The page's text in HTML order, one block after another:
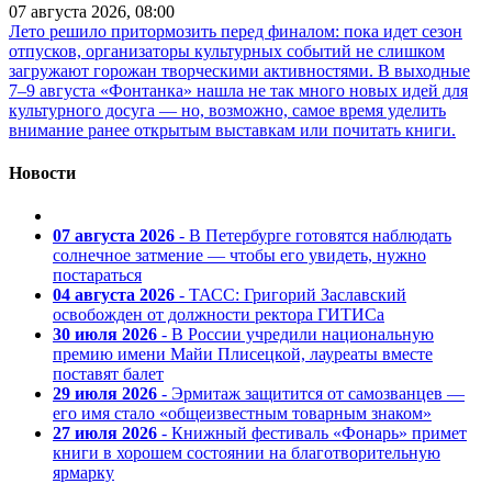
07 августа 2026, 08:00
Лето решило притормозить перед финалом: пока идет сезон
отпусков, организаторы культурных событий не слишком
загружают горожан творческими активностями. В выходные
7–9 августа «Фонтанка» нашла не так много новых идей для
культурного досуга — но, возможно, самое время уделить
внимание ранее открытым выставкам или почитать книги.
Новости
07 августа 2026 - В Петербурге готовятся наблюдать
солнечное затмение — чтобы его увидеть, нужно
постараться
04 августа 2026 - ТАСС: Григорий Заславский
освобожден от должности ректора ГИТИСа
30 июля 2026 - В России учредили национальную
премию имени Майи Плисецкой, лауреаты вместе
поставят балет
29 июля 2026 - Эрмитаж защитится от самозванцев —
его имя стало «общеизвестным товарным знаком»
27 июля 2026 - Книжный фестиваль «Фонарь» примет
книги в хорошем состоянии на благотворительную
ярмарку